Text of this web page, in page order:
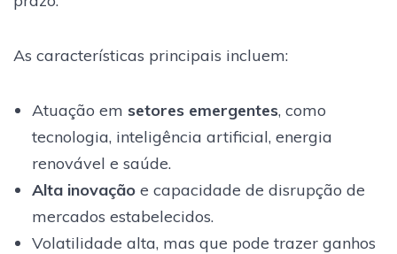
As características principais incluem:
Atuação em setores emergentes, como
tecnologia, inteligência artificial, energia
renovável e saúde.
Alta inovaçãoe capacidade de disrupção de
mercados estabelecidos.
Volatilidade alta, mas que pode trazer ganhos